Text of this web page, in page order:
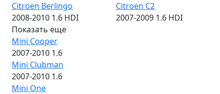
Citroen Berlingo
2008-2010 1.6 HDI
Citroen C2
2007-2009 1.6 HDI
Показать еще
Mini Cooper
2007-2010 1.6
Mini Clubman
2007-2010 1.6
Mini One